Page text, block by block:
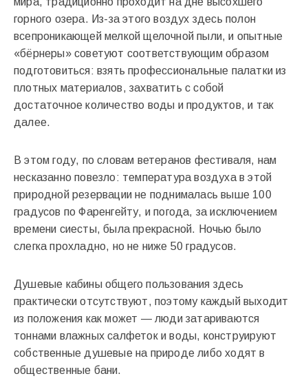
горного озера. Из-за этого воздух здесь полон
всепроникающей мелкой щелочной пыли, и опытные
«бёрнеры» советуют соответствующим образом
подготовиться: взять профессиональные палатки из
плотных материалов, захватить с собой
достаточное количество воды и продуктов, и так
далее.
В этом году, по словам ветеранов фестиваля, нам
несказанно повезло: температура воздуха в этой
природной резервации не поднималась выше 100
градусов по Фаренгейту, и погода, за исключением
времени сиесты, была прекрасной. Ночью было
слегка прохладно, но не ниже 50 градусов.
Душевые кабины общего пользования здесь
практически отсутствуют, поэтому каждый выходит
из положения как может — люди затариваются
тоннами влажных салфеток и воды, конструируют
собственные душевые на природе либо ходят в
общественные бани.